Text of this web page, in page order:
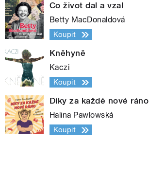
Co život dal a vzal
Betty MacDonaldová
Koupit
Kněhyně
Kaczi
Koupit
Díky za každé nové ráno
Halina Pawlowská
Koupit